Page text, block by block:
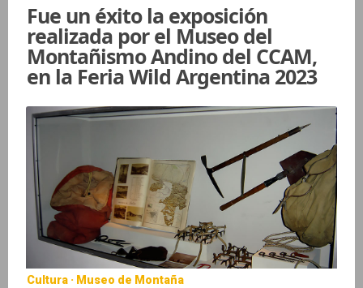
Fue un éxito la exposición
realizada por el Museo del
Montañismo Andino del CCAM,
en la Feria Wild Argentina 2023
Cultura · Museo de Montaña